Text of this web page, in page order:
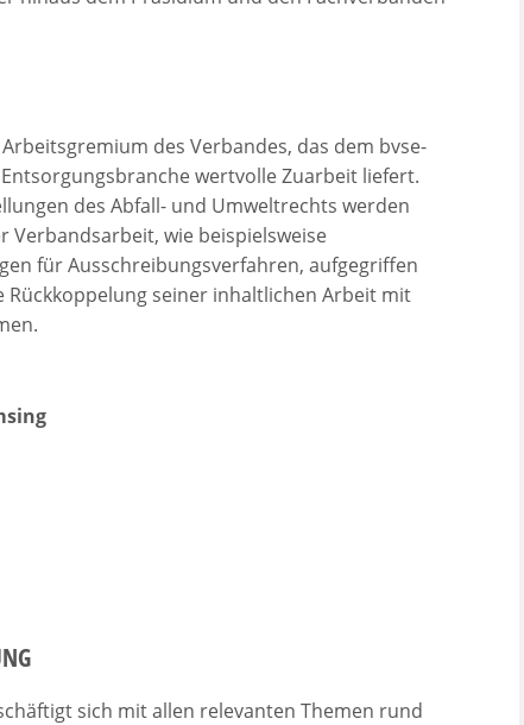
des Verbandes, das dem bvse-
wertvolle Zuarbeit liefert.
des Abfall- und Umweltrechts werden
Verbandsarbeit, wie beispielsweise
für Ausschreibungsverfahren, aufgegriffen
seiner inhaltlichen Arbeit mit
sich mit allen relevanten Themen rund